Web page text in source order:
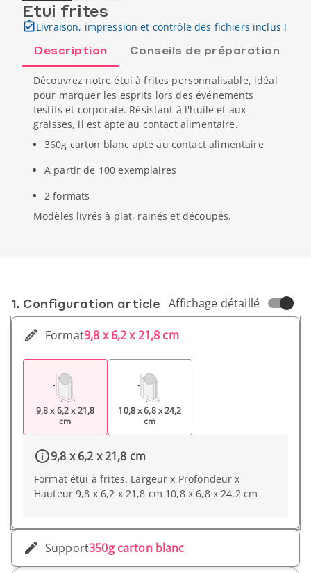
Etui frites
Livraison, impression et contrôle des fichiers inclus !
Description Conseils de préparation
Découvrez notre étui à frites personnalisable, idéal
pour marquer les esprits lors des événements
festifs et corporate. Résistant à l'huile et aux
graisses, il est apte au contact alimentaire.
360g carton blanc apte au contact alimentaire
A partir de 100 exemplaires
2 formats
Modèles livrés à plat, rainés et découpés.
1. Conf­iguration article Affichage détaillé
Format9,8 x 6,2 x 21,8 cm
9,8 x 6,2 x 21,8
cm
10,8 x 6,8 x 24,2
cm
9,8 x 6,2 x 21,8 cm
Format étui à frites. Largeur x Profondeur x
Hauteur 9,8 x 6,2 x 21,8 cm 10,8 x 6,8 x 24,2 cm
Support350g carton blanc